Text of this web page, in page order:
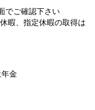
でご確認下さい
暇、指定休暇の取得は
金